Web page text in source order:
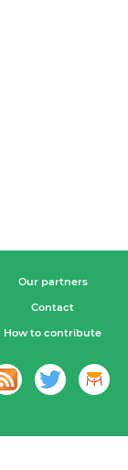
Our partners
Contact
How to contribute